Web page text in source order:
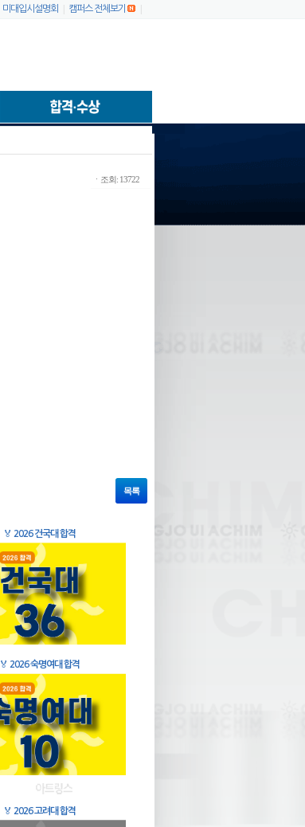
미대입시설명회 캠퍼스 전체보기
ㆍ조회: 13722
목록
🏅 2026 건국대 합격
🏅 2026 숙명여대 합격
🏅 2026 고려대 합격